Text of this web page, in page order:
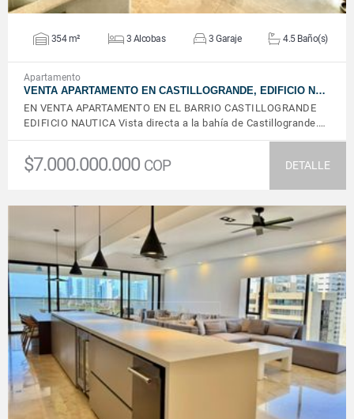
354 m² 3 Alcobas 3 Garaje 4.5 Baño(s)
Apartamento
VENTA APARTAMENTO EN CASTILLOGRANDE, EDIFICIO N…
EN VENTA APARTAMENTO EN EL BARRIO CASTILLOGRANDE
EDIFICIO NAUTICA Vista directa a la bahía de Castillogrande.…
$7.000.000.000 COP DETALLE
VER DETALLES